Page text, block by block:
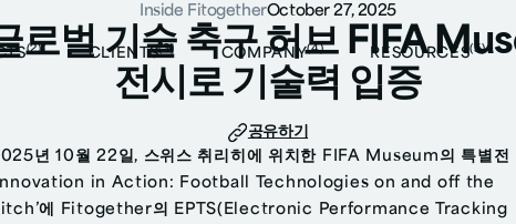
(2) CLIENTS(3) COMPANY(4) RESOURCES(5)
Inside FitogetherOctober 27, 2025
로벌 기술 축구 허브 FIFA
전시로 기술력 입증
공유하기
년 10월 22일, 스위스 취리히에 위치한 FIFA Museum의 특별전
in Action: Football Technologies on and off the
에 Fitogether의 EPTS(Electronic Performance Tracking